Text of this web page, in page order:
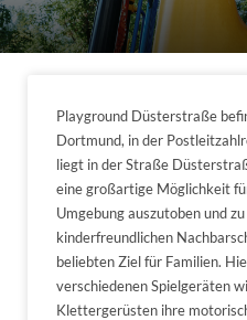
Playground Düsterstraße
Dortmund, in der
liegt in der Straße
eine großartige Möglichkeit
Umgebung auszutoben und
kinderfreundlichen
beliebten Ziel für Familien.
verschiedenen Spielgeräten
Klettergerüsten ihre